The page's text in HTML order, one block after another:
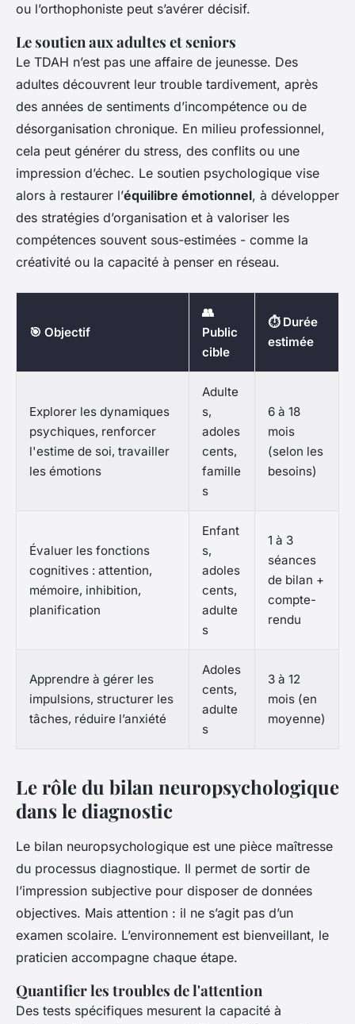
ou l’orthophoniste peut s’avérer décisif.
Le soutien aux adultes et seniors
Le TDAH n’est pas une affaire de jeunesse. Des
adultes découvrent leur trouble tardivement, après
des années de sentiments d’incompétence ou de
désorganisation chronique. En milieu professionnel,
cela peut générer du stress, des conflits ou une
impression d’échec. Le soutien psychologique vise
alors à restaurer l’équilibre émotionnel, à développer
des stratégies d’organisation et à valoriser les
compétences souvent sous-estimées - comme la
créativité ou la capacité à penser en réseau.
🎯 Objectif
👥
Public
cible
⏱️ Durée
estimée
Explorer les dynamiques
psychiques, renforcer
l'estime de soi, travailler
les émotions
Adulte
s,
adoles
cents,
famille
s
6 à 18
mois
(selon les
besoins)
Évaluer les fonctions
cognitives : attention,
mémoire, inhibition,
planification
Enfant
s,
adoles
cents,
adulte
s
1 à 3
séances
de bilan +
compte-
rendu
Apprendre à gérer les
impulsions, structurer les
tâches, réduire l’anxiété
Adoles
cents,
adulte
s
3 à 12
mois (en
moyenne)
Le rôle du bilan neuropsychologique
dans le diagnostic
Le bilan neuropsychologique est une pièce maîtresse
du processus diagnostique. Il permet de sortir de
l’impression subjective pour disposer de données
objectives. Mais attention : il ne s’agit pas d’un
examen scolaire. L’environnement est bienveillant, le
praticien accompagne chaque étape.
Quantifier les troubles de l'attention
Des tests spécifiques mesurent la capacité à